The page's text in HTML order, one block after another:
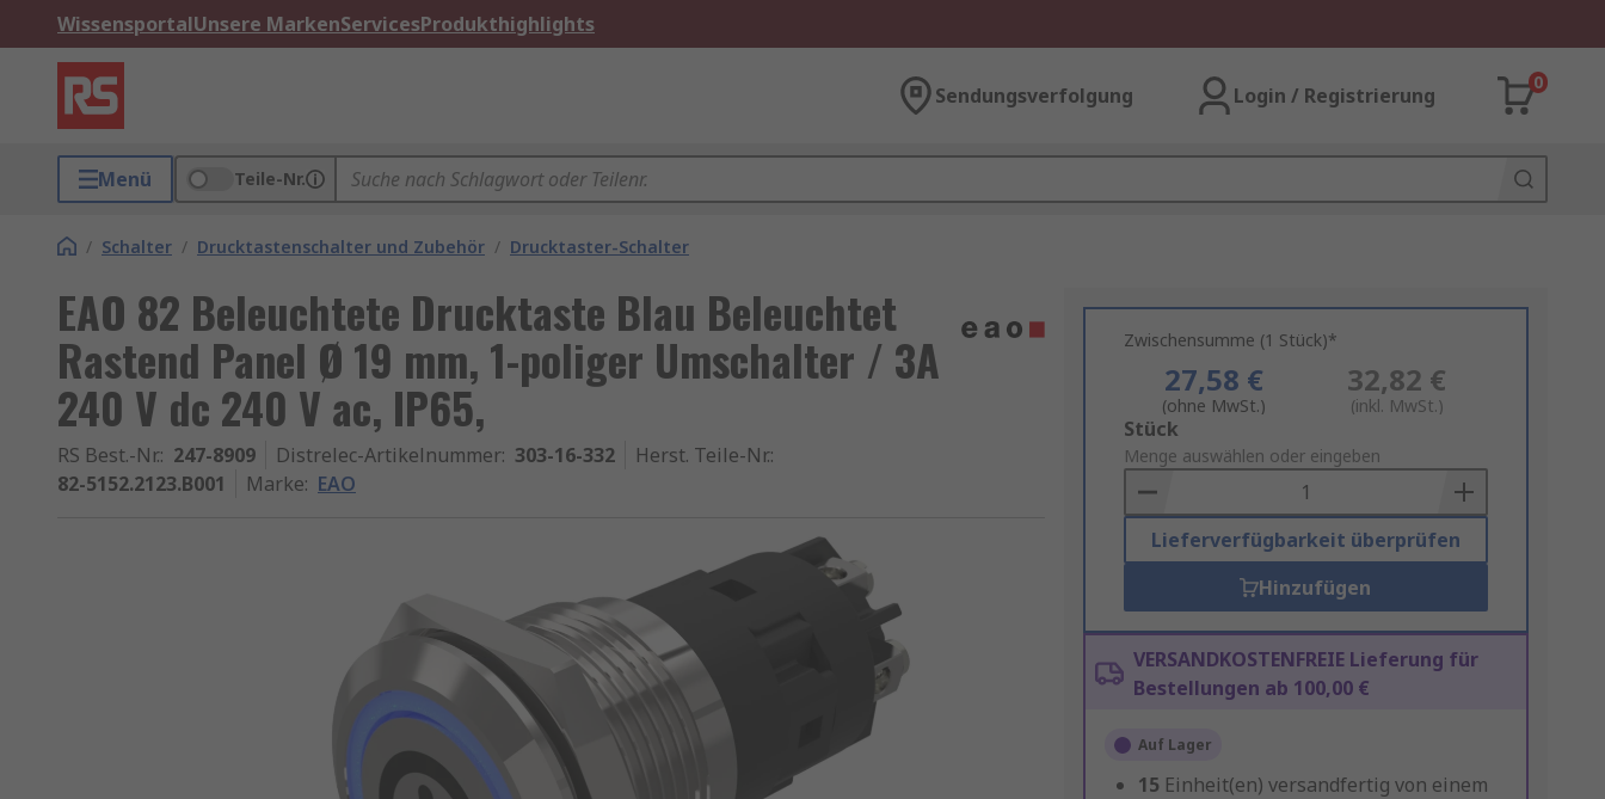
WissensportalUnsere MarkenServicesProdukthighlights
Sendungsverfolgung Login / Registrierung
0
Menü Teile-Nr.
/ Schalter / Drucktastenschalter und Zubehör / Drucktaster-Schalter
EAO 82 Beleuchtete Drucktaste Blau Beleuchtet
Rastend Panel Ø 19 mm, 1-poliger Umschalter / 3A
240 V dc 240 V ac, IP65,
RS Best.-Nr.: 247-8909 Distrelec-Artikelnummer: 303-16-332 Herst. Teile-Nr.:
82-5152.2123.B001
Marke: EAO
Zwischensumme (1 Stück)*
27,58 €
(ohne MwSt.)
32,82 €
(inkl. MwSt.)
Add
to
Basket
Stück
Menge auswählen oder eingeben
Lieferverfügbarkeit überprüfen
Hinzufügen
VERSANDKOSTENFREIE Lieferung für
Bestellungen ab 100,00 €
Auf Lager
15 Einheit(en) versandfertig von einem